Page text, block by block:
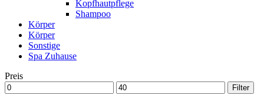
Kopfhautpflege
Shampoo
Körper
Körper
Sonstige
Spa Zuhause
Preis
Min.
Preis
Max.
Preis
Filter